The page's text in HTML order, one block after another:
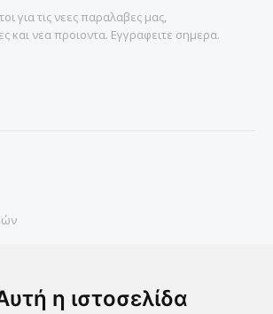
η ιστοσελίδα
για τις νεες παραλαβες μας,
και νεα προιοντα. Εγγραφειτε σημερα.